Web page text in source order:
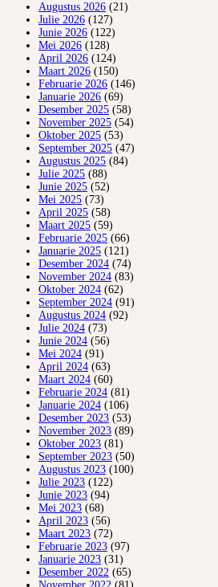
Augustus 2026 (21)
Julie 2026 (127)
Junie 2026 (122)
Mei 2026 (128)
April 2026 (124)
Maart 2026 (150)
Februarie 2026 (146)
Januarie 2026 (69)
Desember 2025 (58)
November 2025 (54)
Oktober 2025 (53)
September 2025 (47)
Augustus 2025 (84)
Julie 2025 (88)
Junie 2025 (52)
Mei 2025 (73)
April 2025 (58)
Maart 2025 (59)
Februarie 2025 (66)
Januarie 2025 (121)
Desember 2024 (74)
November 2024 (83)
Oktober 2024 (62)
September 2024 (91)
Augustus 2024 (92)
Julie 2024 (73)
Junie 2024 (56)
Mei 2024 (91)
April 2024 (63)
Maart 2024 (60)
Februarie 2024 (81)
Januarie 2024 (106)
Desember 2023 (53)
November 2023 (89)
Oktober 2023 (81)
September 2023 (50)
Augustus 2023 (100)
Julie 2023 (122)
Junie 2023 (94)
Mei 2023 (68)
April 2023 (56)
Maart 2023 (72)
Februarie 2023 (97)
Januarie 2023 (31)
Desember 2022 (65)